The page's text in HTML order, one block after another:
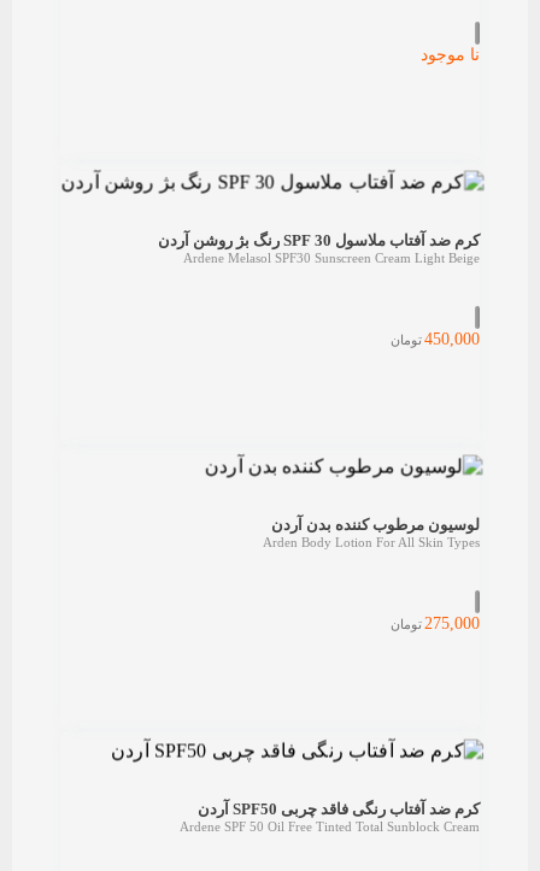
نا موجود
کرم ضد آفتاب ملاسول 30 SPF رنگ بژ روشن آردن
Ardene Melasol SPF30 Sunscreen Cream Light Beige
450,000تومان
لوسیون مرطوب کننده بدن آردن
Arden Body Lotion For All Skin Types
275,000تومان
کرم ضد آفتاب رنگی فاقد چربی SPF50 آردن
Ardene SPF 50 Oil Free Tinted Total Sunblock Cream